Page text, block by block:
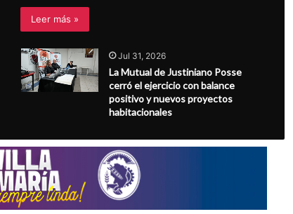
Leer más »
Jul 31, 2026
La Mutual de Justiniano Posse
cerró el ejercicio con balance
positivo y nuevos proyectos
habitacionales